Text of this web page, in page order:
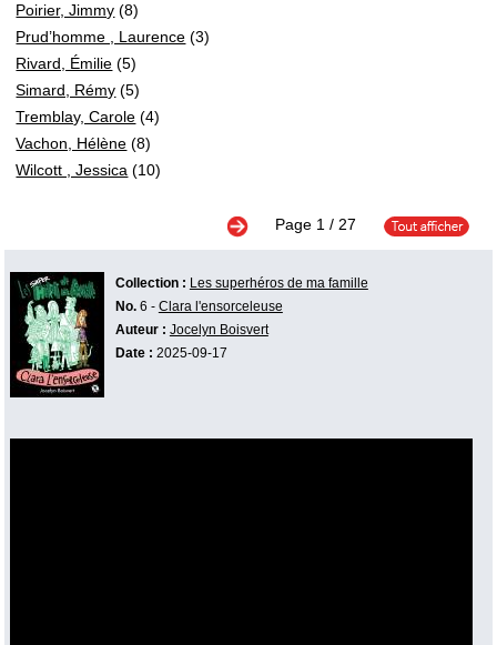
Poirier, Jimmy (8)
Prud’homme , Laurence (3)
Rivard, Émilie (5)
Simard, Rémy (5)
Tremblay, Carole (4)
Vachon, Hélène (8)
Wilcott , Jessica (10)
Page 1/ 27
Collection : Les superhéros de ma famille
No.6 - Clara l'ensorceleuse
Auteur : Jocelyn Boisvert
Date : 2025-09-17